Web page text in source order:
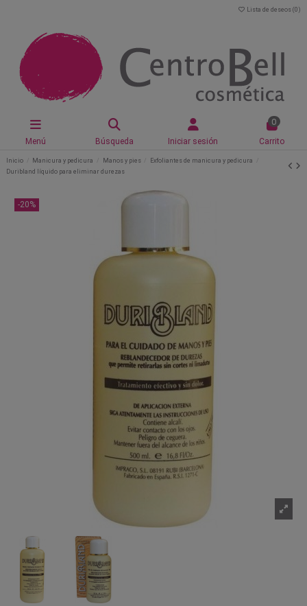
Lista de deseos (0 )
Menú Búsqueda Iniciar sesión
0
Carrito
Inicio Manicura y pedicura Manos y pies
Exfoliantes de manicura y pedicura
Duribland líquido para eliminar durezas
-20%